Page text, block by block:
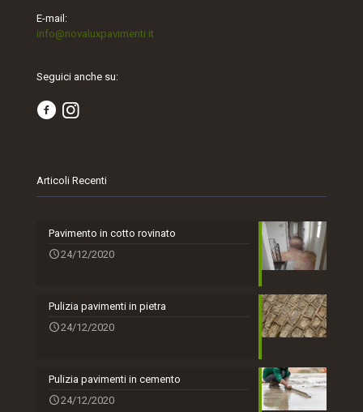
E-mail:
info@novaluxpavimenti.it
Seguici anche su:
Articoli Recenti
Pavimento in cotto rovinato
24/12/2020
Pulizia pavimenti in pietra
24/12/2020
Pulizia pavimenti in cemento
24/12/2020